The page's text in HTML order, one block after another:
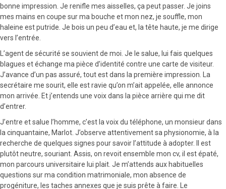
bonne impression. Je renifle mes aisselles, ça peut passer. Je joins
mes mains en coupe sur ma bouche et mon nez, je souffle, mon
haleine est putride. Je bois un peu d’eau et, la tête haute, je me dirige
vers l’entrée.
L’agent de sécurité se souvient de moi. Je le salue, lui fais quelques
blagues et échange ma pièce d’identité contre une carte de visiteur.
J’avance d’un pas assuré, tout est dans la première impression. La
secrétaire me sourit, elle est ravie qu’on m’ait appelée, elle annonce
mon arrivée. Et j’entends une voix dans la pièce arrière qui me dit
d’entrer.
J’entre et salue l’homme, c’est la voix du téléphone, un monsieur dans
la cinquantaine, Marlot. J’observe attentivement sa physionomie, à la
recherche de quelques signes pour savoir l’attitude à adopter. Il est
plutôt neutre, souriant. Assis, on revoit ensemble mon cv, il est épaté,
mon parcours universitaire lui plait. Je m’attends aux habituelles
questions sur ma condition matrimoniale, mon absence de
progéniture, les taches annexes que je suis prête à faire. Le